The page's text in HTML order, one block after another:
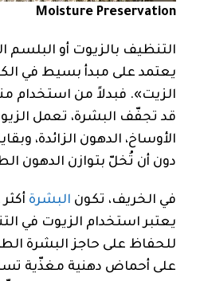
Moisture Preservation
يعتمد على مبدأ بسيط في
الزيت». فبدلاً من استخدام
قد تجفّف البشرة، تعمل
الأوساخ، الدهون الزائدة،
دون أن تُخلّ بتوازن الدهون
في الخريف، تكون البشرة
يعتبر استخدام الزيوت في
للحفاظ على حاجز البشرة
على أحماض دهنية مغذّية